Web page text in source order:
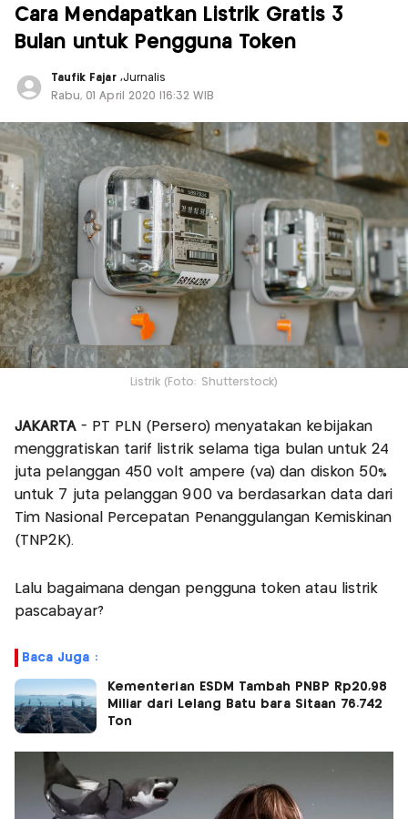
Cara Mendapatkan Listrik Gratis 3
Bulan untuk Pengguna Token
Taufik Fajar ,Jurnalis
Rabu, 01 April 2020 |16:32 WIB
Listrik (Foto: Shutterstock)
JAKARTA - PT PLN (Persero) menyatakan kebijakan
menggratiskan tarif listrik selama tiga bulan untuk 24
juta pelanggan 450 volt ampere (va) dan diskon 50%
untuk 7 juta pelanggan 900 va berdasarkan data dari
Tim Nasional Percepatan Penanggulangan Kemiskinan
(TNP2K).
Lalu bagaimana dengan pengguna token atau listrik
pascabayar?
Baca Juga :
Kementerian ESDM Tambah PNBP Rp20,98
Miliar dari Lelang Batu bara Sitaan 76.742
Ton